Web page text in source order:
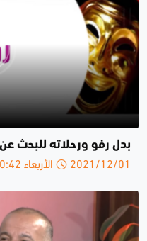
بدل رفو ورحلاته للبحث
2021/12/01 الأربعاء 10:42 ص